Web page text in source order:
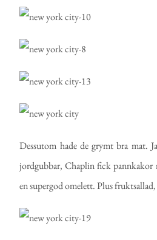
Dessutom hade de grymt bra mat.
jordgubbar, Chaplin fick pannkakor
en supergod omelett. Plus